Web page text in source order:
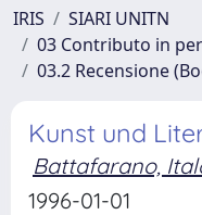
IRIS
SIARI UNITN
03 Contributo in
03.2 Recensione
Kunst und
Battafarano,
1996-01-01